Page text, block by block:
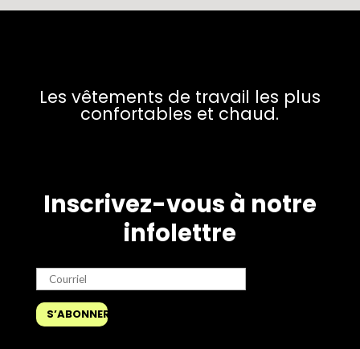
Les vêtements de travail les plus
confortables et chaud.
Inscrivez-vous à notre
infolettre